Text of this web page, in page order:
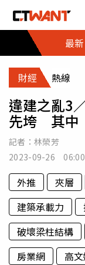
最新
財經 熱線
違建之亂3
先垮 其中
記者： 林榮芳
2023-09-26 06:00
外推 夾層
建築承載力
破壞梁柱結構
房業網
高